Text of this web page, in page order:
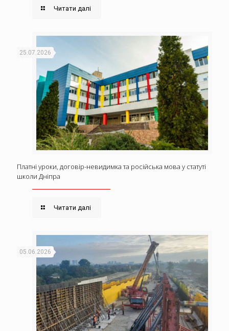
Читати далі
25.07.2026
Платні уроки, договір-невидимка та російська мова у статуті
школи Дніпра
Читати далі
05.06.2026